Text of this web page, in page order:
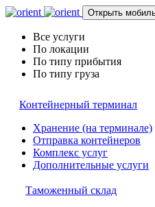
Открыть
Все услуги
По локации
По типу прибытия
По типу груза
Контейнерный терминал
Хранение (на терминале)
Отправка контейнеров
Комплекс услуг
Дополнительные услуги
Таможенный склад